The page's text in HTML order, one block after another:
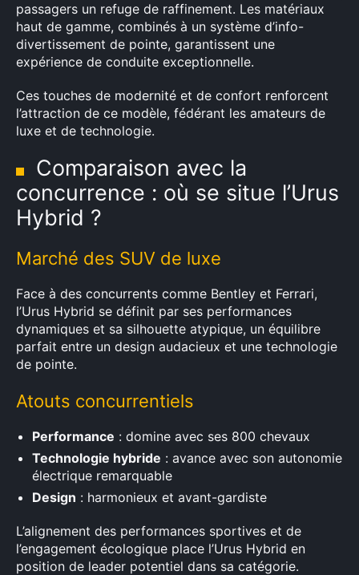
passagers un refuge de raffinement. Les matériaux
haut de gamme, combinés à un système d’info-
divertissement de pointe, garantissent une
expérience de conduite exceptionnelle.
Ces touches de modernité et de confort renforcent
l’attraction de ce modèle, fédérant les amateurs de
luxe et de technologie.
Comparaison avec la
concurrence : où se situe l’Urus
Hybrid ?
Marché des SUV de luxe
Face à des concurrents comme Bentley et Ferrari,
l’Urus Hybrid se définit par ses performances
dynamiques et sa silhouette atypique, un équilibre
parfait entre un design audacieux et une technologie
de pointe.
Atouts concurrentiels
Performance : domine avec ses 800 chevaux
Technologie hybride : avance avec son autonomie
électrique remarquable
Design : harmonieux et avant-gardiste
L’alignement des performances sportives et de
l’engagement écologique place l’Urus Hybrid en
position de leader potentiel dans sa catégorie.
Rechercher